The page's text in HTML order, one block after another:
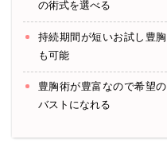
の術式を選べる
持続期間が短いお試し豊胸
も可能
豊胸術が豊富なので希望の
バストになれる